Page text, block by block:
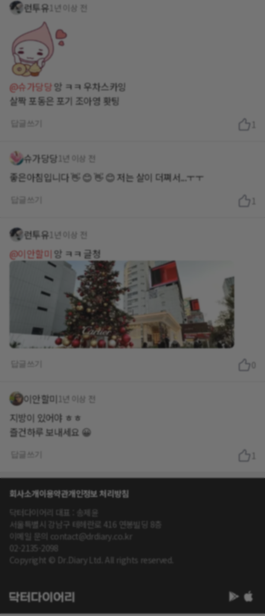
런투유 1년 이상 전
@슈가당당앙 ㅋㅋ 우차스카잉
살짝 포동은 포기 조아영 홧팅
1
슈가당당 1년 이상 전
좋은아침입니다 👋 😊 👋 😊 저는 살이 더쪄서...ㅜㅜ
1
런투유 1년 이상 전
@이안할미 앙 ㅋㅋ 글청
이안할미 1년 이상 전
지방이 있어야 ㅎㅎ
즐건하루 보내세요 😀
1
회사소개이용약관개인정보 처리방침
닥터다이어리 대표 : 송제윤
서울특별시 강남구 테헤란로 416 연봉빌딩 8층
이메일 문의 contact@drdiary.co.kr
02-2135-2098
Copyright © Dr.Diary Ltd. All rights reserved.